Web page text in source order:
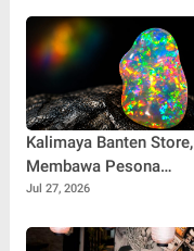
Kalimaya Banten Store,
Membawa Pesona
Kalimaya Banten
dan Internasional
Jul 27, 2026